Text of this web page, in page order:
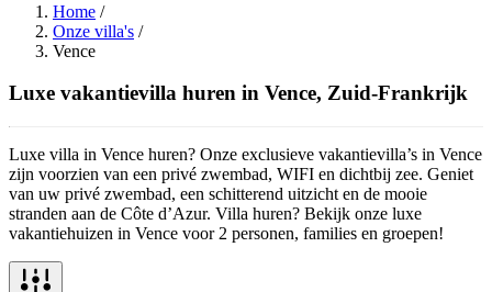
Home /
Onze villa's /
Vence
Luxe vakantievilla huren in Vence, Zuid-Frankrijk
Luxe villa in Vence huren? Onze exclusieve vakantievilla’s in Vence
zijn voorzien van een privé zwembad, WIFI en dichtbij zee. Geniet
van uw privé zwembad, een schitterend uitzicht en de mooie
stranden aan de Côte d’Azur. Villa huren? Bekijk onze luxe
vakantiehuizen in Vence voor 2 personen, families en groepen!